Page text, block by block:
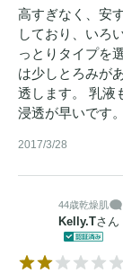
高すぎなく、安
しており、いろ
っとりタイプを
は少しとろみが
透します。 乳液
浸透が早いです
2017/3/28
44歳乾燥肌
Kelly.Tさん